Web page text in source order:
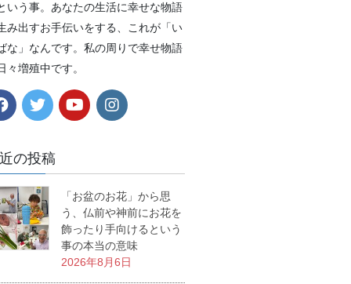
いう事。あなたの生活に幸せな物語
み出すお手伝いをする、これが「い
な」なんです。私の周りで幸せ物語
々増殖中です。
の投稿
「お盆のお花」から思
う、仏前や神前にお花を
飾ったり手向けるという
事の本当の意味
2026年8月6日